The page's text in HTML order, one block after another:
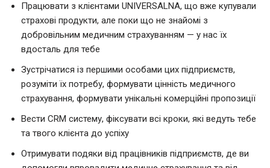
Працювати з клієнтами UNIVERSALNA, що вже купували
страхові продукти, але поки що не знайомі з
добровільним медичним страхуванням — у нас їх
вдосталь для тебе
Зустрічатися із першими особами цих підприємств,
розуміти їх потребу, формувати цінність медичного
страхування, формувати унікальні комерційні пропозиції
Вести СRM систему, фіксувати всі кроки, які ведуть тебе
та твого клієнта до успіху
Отримувати подяки від працівників підприємств, де ви